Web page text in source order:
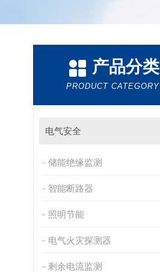
产品分类
PRODUCT CATEGORY
电气安全
储能绝缘监测
智能断路器
照明节能
电气火灾探测器
剩余电流监测